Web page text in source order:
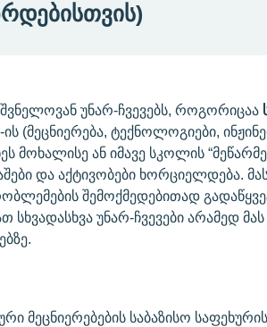
უნარ-ჩვევებს, როგორიცაა
(მეცნიერება, ტექნოლოგიები,
ან იმავე სკოლის
და აქტივობები ხორციელდება.
შემოქმედებითად
უნარ-ჩვევები არამედ
მეცნიერებების საბაზისო